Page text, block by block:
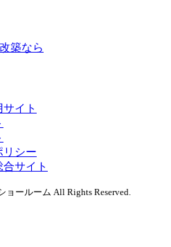
築なら
イト
リシー
サイト
ールーム All Rights Reserved.